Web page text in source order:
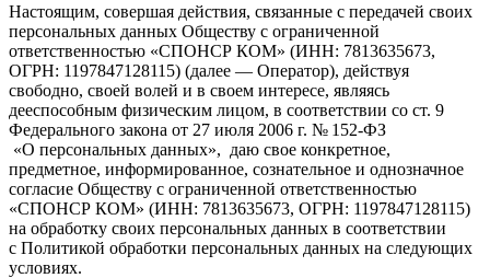
Настоящим, совершая действия, связанные с передачей своих
персональных данных Обществу с ограниченной
ответственностью «СПОНСР КОМ» (ИНН: 7813635673,
ОГРН: 1197847128115) (далее — Оператор), действуя
свободно, своей волей и в своем интересе, являясь
дееспособным физическим лицом, в соответствии со ст. 9
Федерального закона от 27 июля 2006 г. № 152-ФЗ
«О персональных данных», даю свое конкретное,
предметное, информированное, сознательное и однозначное
согласие Обществу с ограниченной ответственностью
«СПОНСР КОМ» (ИНН: 7813635673, ОГРН: 1197847128115)
на обработку своих персональных данных в соответствии
с Политикой обработки персональных данных на следующих
условиях.